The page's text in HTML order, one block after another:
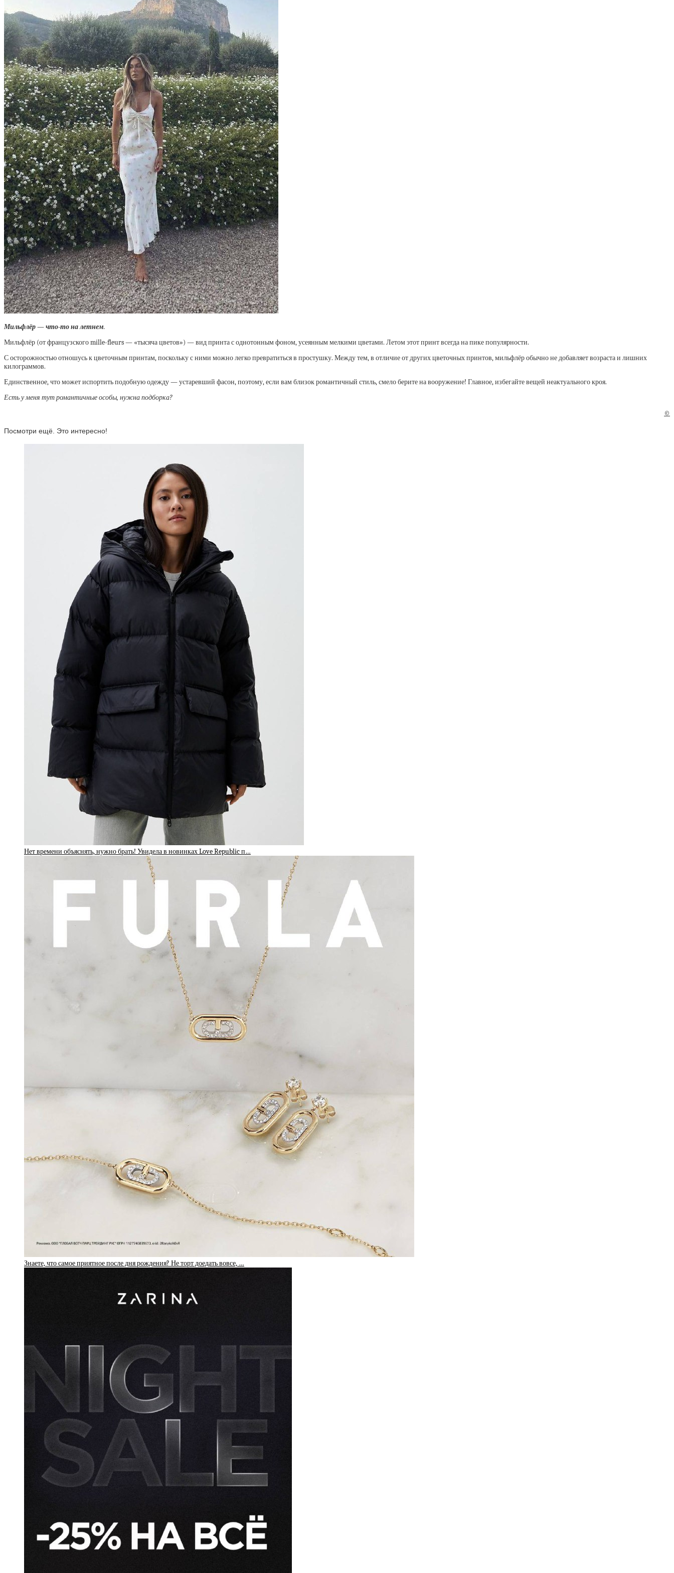
Мильфлёр — что-то на летнем.
Мильфлёр (от французского mille-fleurs — «тысяча цветов») — вид принта с однотонным фоном, усеянным мелкими цветами. Летом этот принт всегда на пике популярности.
С осторожностью отношусь к цветочным принтам, поскольку с ними можно легко превратиться в простушку. Между тем, в отличие от других цветочных принтов, мильфлёр обычно не добавляет возраста и лишних
килограммов.
Единственное, что может испортить подобную одежду — устаревший фасон, поэтому, если вам близок романтичный стиль, смело берите на вооружение! Главное, избегайте вещей неактуального кроя.
Есть у меня тут романтичные особы, нужна подборка?
©
Посмотри ещё. Это интересно!
Нет времени объяснять, нужно брать! Увидела в новинках Love Republic п…
Знаете, что самое приятное после дня рождения? Не торт доедать вовсе, …